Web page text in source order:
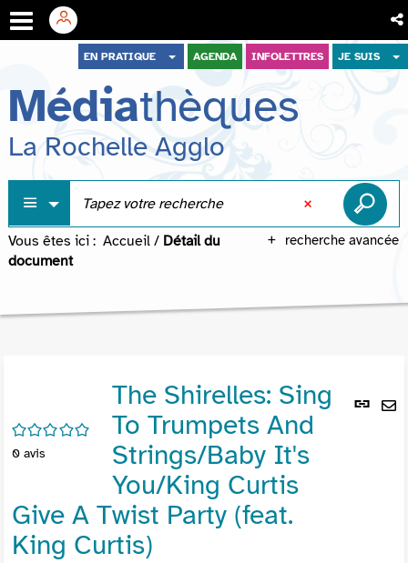
menu
contenu
recherche
EN PRATIQUE AGENDA INFOLETTRES JE SUIS
Médiathèques
La Rochelle Agglo
recherche avancée
Vous êtes ici : Accueil / Détail du
document
Lien
/5
0 avis
The Shirelles: Sing
To Trumpets And
Strings/Baby It's
You/King Curtis
Give A Twist Party (feat.
King Curtis)